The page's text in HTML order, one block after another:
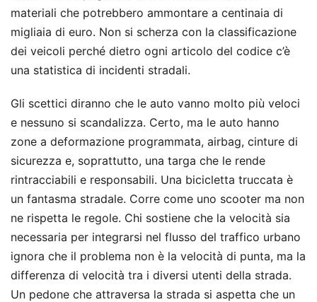
materiali che potrebbero ammontare a centinaia di
migliaia di euro. Non si scherza con la classificazione
dei veicoli perché dietro ogni articolo del codice c’è
una statistica di incidenti stradali.
Gli scettici diranno che le auto vanno molto più veloci
e nessuno si scandalizza. Certo, ma le auto hanno
zone a deformazione programmata, airbag, cinture di
sicurezza e, soprattutto, una targa che le rende
rintracciabili e responsabili. Una bicicletta truccata è
un fantasma stradale. Corre come uno scooter ma non
ne rispetta le regole. Chi sostiene che la velocità sia
necessaria per integrarsi nel flusso del traffico urbano
ignora che il problema non è la velocità di punta, ma la
differenza di velocità tra i diversi utenti della strada.
Un pedone che attraversa la strada si aspetta che un